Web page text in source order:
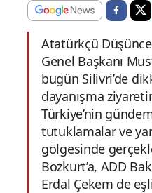
Atatürkçü
Genel Başkanı
bugün Silivri’de
dayanışma
Türkiye’nin
tutuklamalar ve
gölgesinde
Bozkurt’a, ADD
Erdal Çekem de